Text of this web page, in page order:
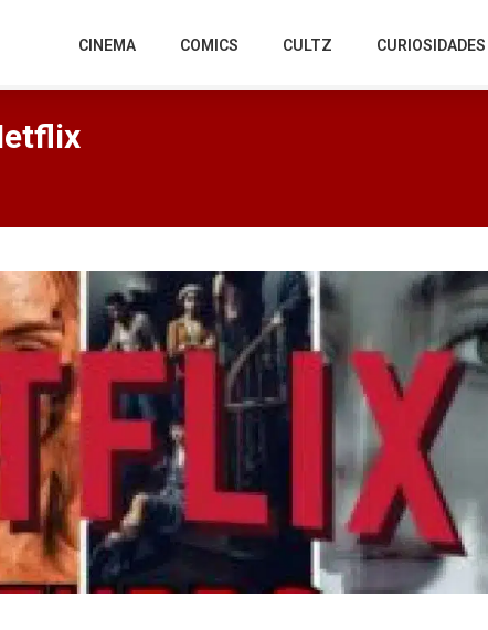
CINEMA COMICS CULTZ CURIOSIDADES